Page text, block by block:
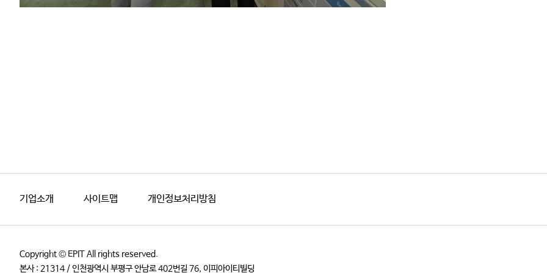
기업소개 사이트맵 개인정보처리방침
Copyright © EPIT All rights reserved.
본사 : 21314 / 인천광역시 부평구 안남로 402번길 76, 이피아이티빌딩